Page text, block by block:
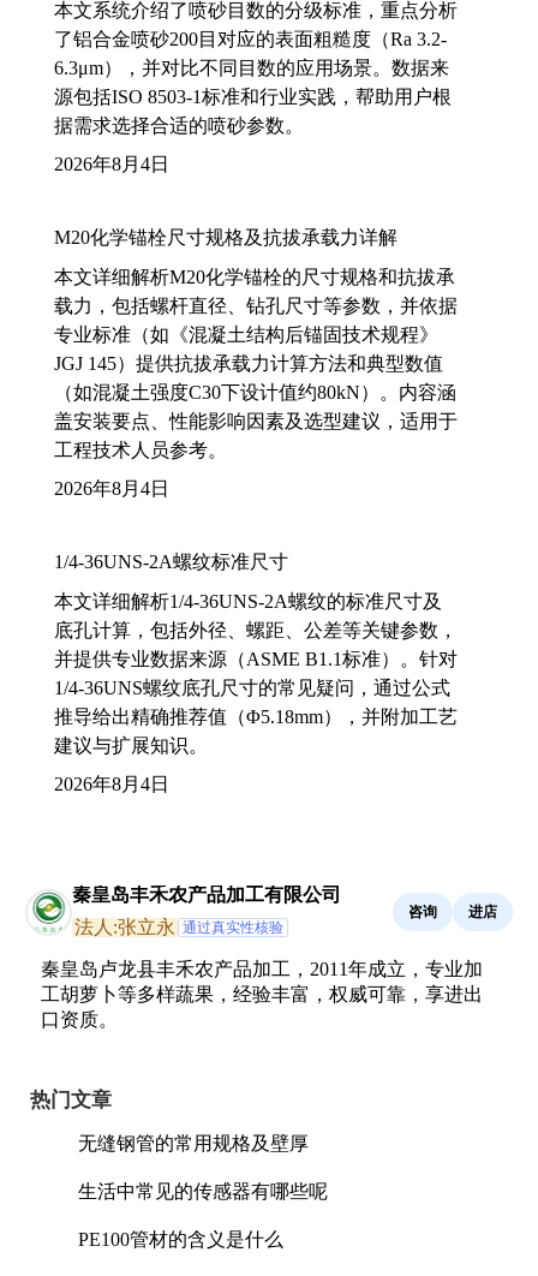
本文系统介绍了喷砂目数的分级标准，重点分析
了铝合金喷砂200目对应的表面粗糙度（Ra 3.2-
6.3μm），并对比不同目数的应用场景。数据来
源包括ISO 8503-1标准和行业实践，帮助用户根
据需求选择合适的喷砂参数。
2026年8月4日
M20化学锚栓尺寸规格及抗拔承载力详解
本文详细解析M20化学锚栓的尺寸规格和抗拔承
载力，包括螺杆直径、钻孔尺寸等参数，并依据
专业标准（如《混凝土结构后锚固技术规程》
JGJ 145）提供抗拔承载力计算方法和典型数值
（如混凝土强度C30下设计值约80kN）。内容涵
盖安装要点、性能影响因素及选型建议，适用于
工程技术人员参考。
2026年8月4日
1/4-36UNS-2A螺纹标准尺寸
本文详细解析1/4-36UNS-2A螺纹的标准尺寸及
底孔计算，包括外径、螺距、公差等关键参数，
并提供专业数据来源（ASME B1.1标准）。针对
1/4-36UNS螺纹底孔尺寸的常见疑问，通过公式
推导给出精确推荐值（Φ5.18mm），并附加工艺
建议与扩展知识。
2026年8月4日
秦皇岛丰禾农产品加工有限公司
法人:张立永 通过真实性核验
咨询 进店
秦皇岛卢龙县丰禾农产品加工，2011年成立，专业加
工胡萝卜等多样蔬果，经验丰富，权威可靠，享进出
口资质。
热门文章
无缝钢管的常用规格及壁厚
生活中常见的传感器有哪些呢
PE100管材的含义是什么